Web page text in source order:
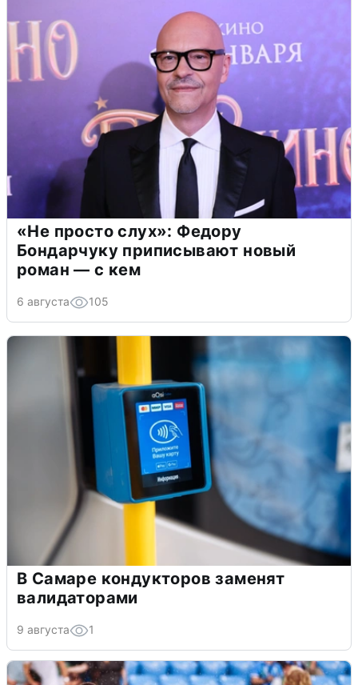
«Не просто слух»: Федору
Бондарчуку приписывают новый
роман — с кем
6 августа 105
В Самаре кондукторов заменят
валидаторами
9 августа 1